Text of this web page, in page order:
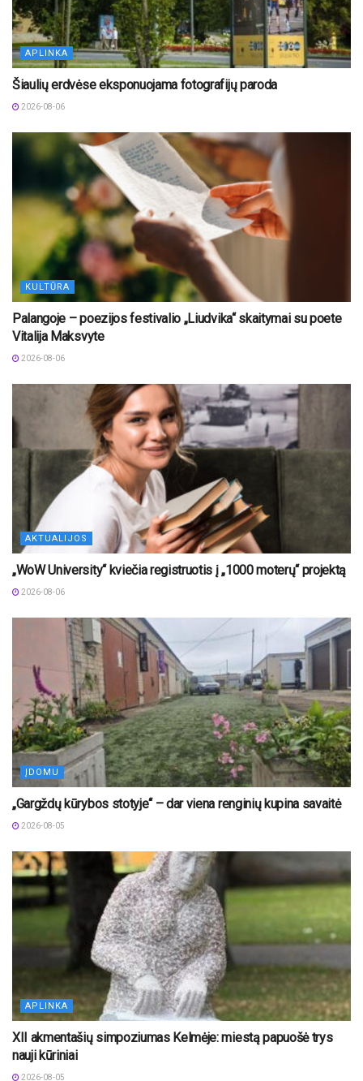
APLINKA
Šiaulių erdvėse eksponuojama fotografijų paroda
2026-08-06
KULTŪRA
Palangoje – poezijos festivalio „Liudvika“ skaitymai su poete
Vitalija Maksvyte
2026-08-06
AKTUALIJOS
„WoW University“ kviečia registruotis į „1000 moterų“ projektą
2026-08-06
ĮDOMU
„Gargždų kūrybos stotyje“ – dar viena renginių kupina savaitė
2026-08-05
APLINKA
XII akmentašių simpoziumas Kelmėje: miestą papuošė trys
nauji kūriniai
2026-08-05